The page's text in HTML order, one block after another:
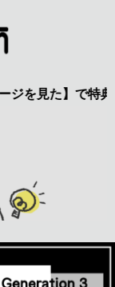
で特典あり 興